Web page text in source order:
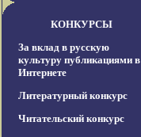
КОНКУРСЫ
За вклад в русскую
культуру публикациями в
Интернете
Литературный конкурс
Читательский конкурс